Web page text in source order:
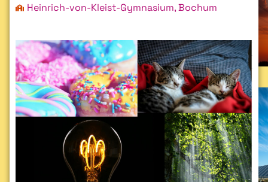
Heinrich-von-Kleist-Gymnasium, Bochum